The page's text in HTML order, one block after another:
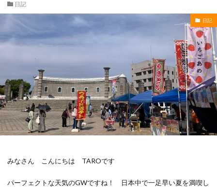
日記
日記
みなさん こんにちは TAROです
パーフェクトな天気のGWですね！ 日本中で一足早い夏を満喫し